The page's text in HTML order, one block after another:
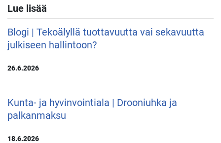
Lue lisää
Blogi | Tekoälyllä tuottavuutta vai sekavuutta
julkiseen hallintoon?
26.6.2026
Kunta- ja hyvinvointiala | Drooniuhka ja
palkanmaksu
18.6.2026